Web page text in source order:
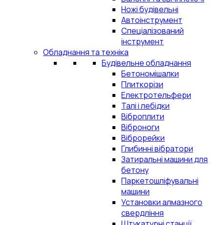
Ножі будівельні
Автоінструмент
Спеціалізований
інструмент
Обладнання та техніка
Будівельне обладнання
Бетономішалки
Плиткорізи
Електротельфери
Талі і лебідки
Віброплити
Віброноги
Віброрейки
Глибинні вібратори
Затиральні машини для
бетону
Паркетошліфувальні
машини
Установки алмазного
свердління